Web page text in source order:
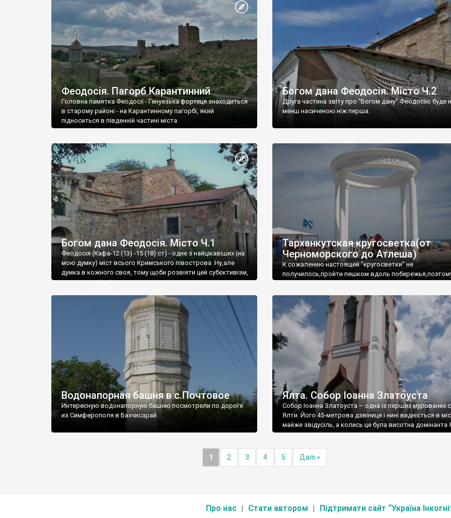
Феодосія. Пагорб Карантинний
Головна памятка Феодосії - Генуезька фортеця знаходиться
в старому районі - на Карантинному пагорбі, який
підноситься в південній частині міста.
Богом дана Феодосія. Місто Ч.2
Друга частина звіту про "Богом дану" Феодосію буде
менш насиченою ніж перша.
Богом дана Феодосія. Місто Ч.1
Феодосія (Кафа-12 (13) -15 (18) ст) - одне з найцікавіших (на
мою думку) міст всього Кримського півострова .Ну,але
думка в кожного своя, тому щоби розвіяти цей субєктивізм,
запрошую відвідати це
Тарханкутская кругосветка(от
Черноморского до Атлеша)
К сожалению настоящей "кругосветки" не
получилось,пройти пешком вдоль
Водонапорная башня в с.Почтовое
Интересную водонапорную башню посмотрели по дороге
из Симферополя в Бахчисарай.
Ялта. Собор Іоанна Златоуста
Собор Іоанна Златоуста – одна із перших мурованих
Ялти. Його 45-метрова дзвіниця і нині видніється в
майже звідусіль, а колись це була висотна домінанта
1 2 3 4 5 Далі »
Про нас Стати автором Підтримати сайт “Україна